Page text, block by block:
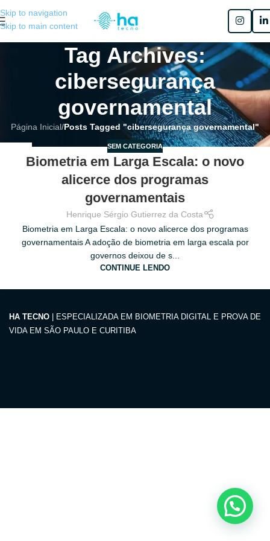
Skip to navigation
Skip to main content
Tag Archives:
cibersegurança
governamental
Página Inicial/Posts Tagged "cibersegurança governamental"
SEM CATEGORIA
Biometria em Larga Escala: o novo
alicerce dos programas
governamentais
Henrique Sérgio Gutierrez da Costa
Biometria em Larga Escala: o novo alicerce dos programas
governamentais A adoção de biometria em larga escala por
governos deixou de s...
CONTINUE LENDO
HA TECNO | ESPECIALIZADA EM BIOMETRIA DIGITAL E PROVA DE
VIDA EM SÃO PAULO E CURITIBA